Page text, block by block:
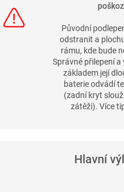
Původní
odstranit a
rámu, kde bude
Správné přilepení
základem její
baterie odvádí
(zadní kryt
zátěži). Více
Hlavní